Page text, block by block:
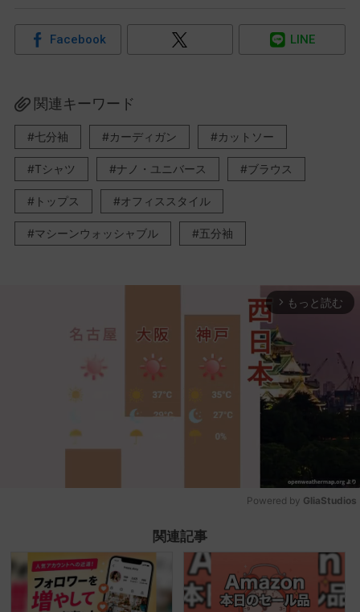
Facebook LINE
関連キーワード
七分袖 カーディガン カットソー
Tシャツ ナノ・ユニバース ブラウス
トップス オフィススタイル
マシーンウォッシャブル 五分袖
arrow_forward_ios もっと読む
Powered by GliaStudios
関連記事